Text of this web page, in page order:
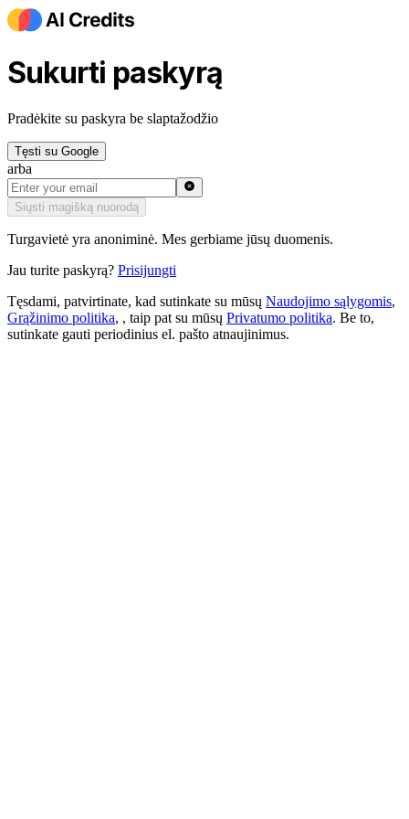
Sukurti paskyrą
Pradėkite su paskyra be slaptažodžio
Tęsti su Google
arba
Siųsti magišką nuorodą
Turgavietė yra anoniminė. Mes gerbiame jūsų duomenis.
Jau turite paskyrą? Prisijungti
Tęsdami, patvirtinate, kad sutinkate su mūsų Naudojimo sąlygomis,
Grąžinimo politika, , taip pat su mūsų Privatumo politika. Be to,
sutinkate gauti periodinius el. pašto atnaujinimus.